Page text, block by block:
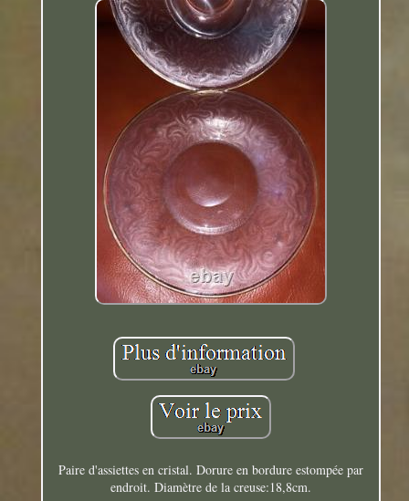
Paire d'assiettes en cristal. Dorure en bordure estompée par
endroit. Diamètre de la creuse:18,8cm.